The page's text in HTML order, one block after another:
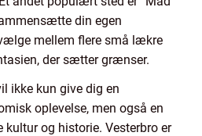
din egen
mellem flere små lækre
der sætter grænser.
ikke kun give dig en
oplevelse, men også en
og historie. Vesterbro er